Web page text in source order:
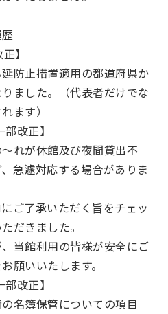
】
防止措置適用の都道府県か
ました。（代表者だけでな
ます）
改正】
れが休館及び夜間貸出不
急遽対応する場合がありま
ご了承いただく旨をチェッ
だきました。
当館利用の皆様が安全にご
願いいたします。
改正】
名簿保管についての項目